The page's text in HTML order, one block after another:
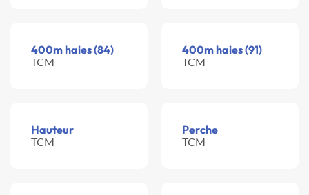
400m haies (84)
TCM -
400m haies (91)
TCM -
Hauteur
TCM -
Perche
TCM -